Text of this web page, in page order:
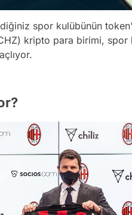
spor kulübünün
kripto para birimi, spor